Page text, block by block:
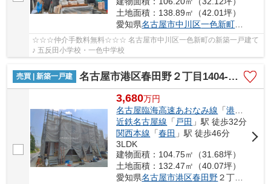
土地面積：138.89㎡（42.01坪）
愛知県名古屋市中川区一色新町２丁目
☆☆☆仲介手数料無料☆☆☆ 名古屋市中川区一色新町の新築一戸建て
♪ 五反田小学校・一色中学校
売買 | 新築一戸建 名古屋市港区春田野２丁目1404-1【仲介手数料無料】新築一戸建て 1号棟
3,680万円
名古屋臨海高速あおなみ線 「港北
近鉄名古屋線 「 戸田 」駅 徒歩32分
関西本線 「春田 」駅 徒歩46分
3LDK
建物面積：104.75㎡（31.68坪）
土地面積：132.47㎡（40.07坪）
愛知県名古屋市港区春田野２丁目1404-1